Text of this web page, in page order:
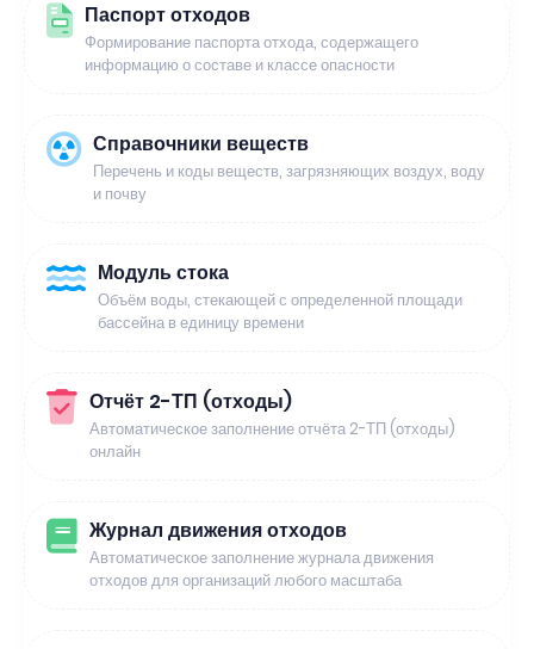
Паспорт отходов
Формирование паспорта отхода, содержащего
информацию о составе и классе опасности
Справочники веществ
Перечень и коды веществ, загрязняющих воздух, воду
и почву
Модуль стока
Объём воды, стекающей с определенной площади
бассейна в единицу времени
Отчёт 2-ТП (отходы)
Автоматическое заполнение отчёта 2-ТП (отходы)
онлайн
Журнал движения отходов
Автоматическое заполнение журнала движения
отходов для организаций любого масштаба